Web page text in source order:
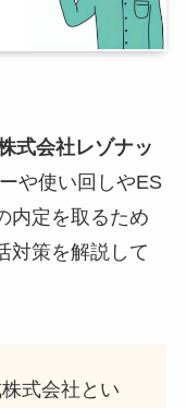
式会社レゾナッ
や使い回しやES
内定を取るため
対策を解説して
式会社とい